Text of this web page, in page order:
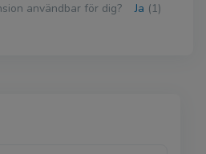
användbar för dig?
Ja (1)